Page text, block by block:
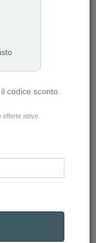
-10%
codice sconto.
offerte attive.